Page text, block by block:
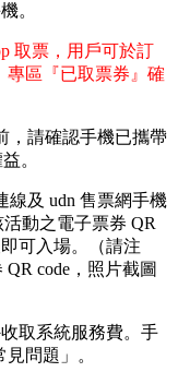
。
取票，用戶可於訂
專區『已取票券』確
，請確認手機已攜帶
。
線及 udn 售票網手機
動之電子票券 QR
可入場。（請注
code，照片截圖
取系統服務費。手
問題」。